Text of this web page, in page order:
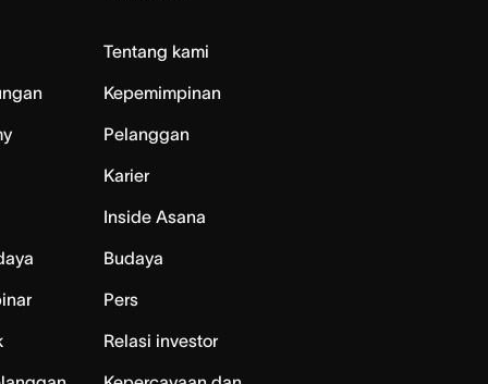
Tentang kami
Kepemimpinan
Pelanggan
Karier
Inside Asana
Budaya
Pers
Relasi investor